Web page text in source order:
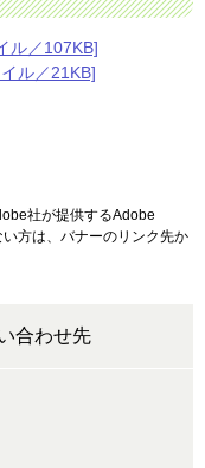
ル／107KB]
ル／21KB]
社が提供するAdobe
方は、バナーのリンク先か
合わせ先